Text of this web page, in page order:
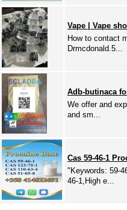
Vape | Vape
How to contact
Drmcdonald.5...
Adb-butinaca
We offer and
and sm...
Cas 59-46-1
"Keywords: 59-
46-1,High e...